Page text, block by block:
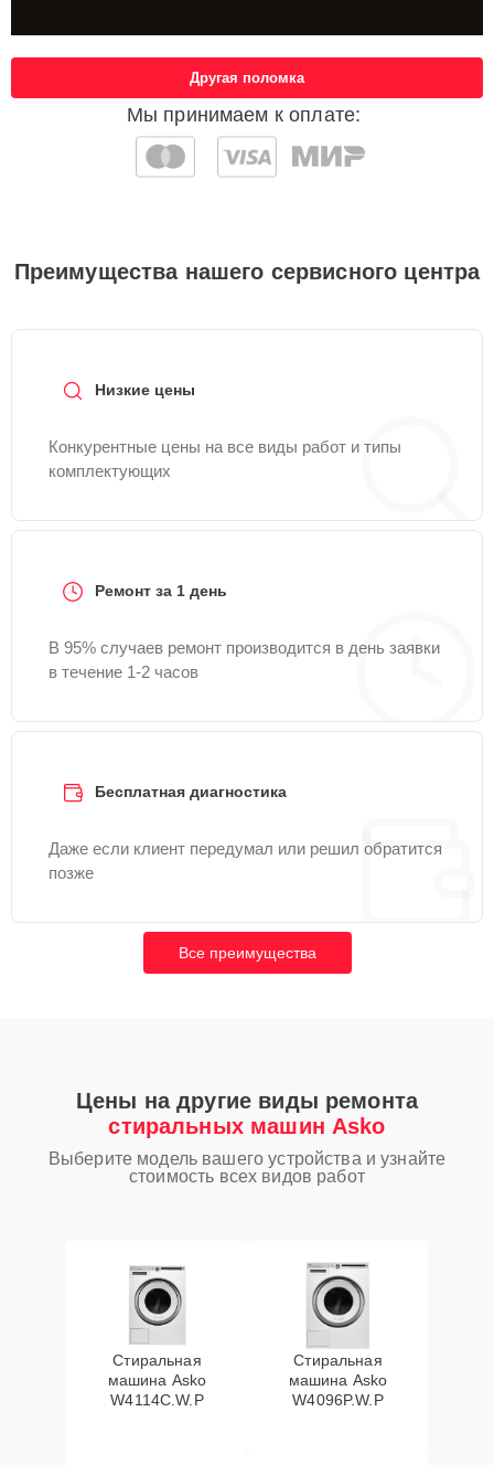
Мы принимаем к оплате:
Другая поломка
Преимущества нашего сервисного центра
Низкие цены
Конкурентные цены на все виды работ и типы
комплектующих
Ремонт за 1 день
В 95% случаев ремонт производится в день заявки
в течение 1-2 часов
Бесплатная диагностика
Даже если клиент передумал или решил обратится
позже
Все преимущества
Цены на другие виды ремонта
стиральных машин Asko
Выберите модель вашего устройства и узнайте
стоимость всех видов работ
Стиральная
машина Asko
W4114C.W.P
Стиральная
машина Asko
W4096P.W.P